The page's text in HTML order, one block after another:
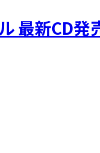
最新CD発